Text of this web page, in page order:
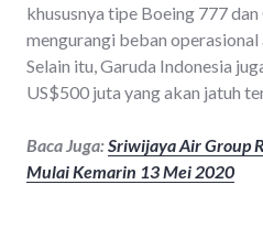
khususnya tipe Boeing 777
mengurangi beban
Selain itu, Garuda Indonesia
US$500 juta yang akan jatuh
Baca Juga:Sriwijaya Air Group
Mulai Kemarin 13 Mei 2020